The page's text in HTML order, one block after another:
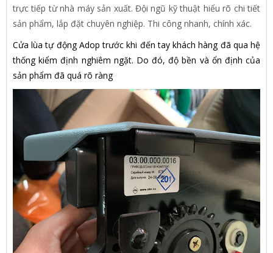
trực tiếp từ nhà máy sản xuất. Đội ngũ kỹ thuật hiểu rõ chi tiết
sản phẩm, lắp đặt chuyên nghiệp. Thi công nhanh, chính xác.
Cửa lùa tự động Adop trước khi đến tay khách hàng đã qua hệ
thống kiểm định nghiêm ngặt. Do đó, độ bền và ổn định của
sản phẩm đã quá rõ ràng